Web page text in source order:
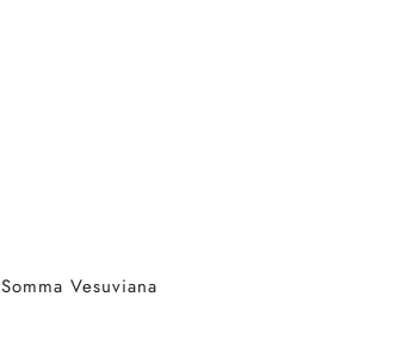
Somma Vesuviana